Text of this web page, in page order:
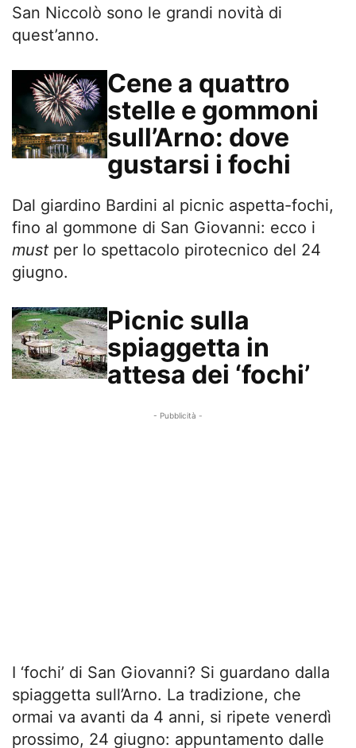
San Niccolò sono le grandi novità di
quest’anno.
Cene a quattro
stelle e gommoni
sull’Arno: dove
gustarsi i fochi
Dal giardino Bardini al picnic aspetta-fochi,
fino al gommone di San Giovanni: ecco i
must per lo spettacolo pirotecnico del 24
giugno.
Picnic sulla
spiaggetta in
attesa dei ‘fochi’
- Pubblicità -
I ‘fochi’ di San Giovanni? Si guardano dalla
spiaggetta sull’Arno. La tradizione, che
ormai va avanti da 4 anni, si ripete venerdì
prossimo, 24 giugno: appuntamento dalle